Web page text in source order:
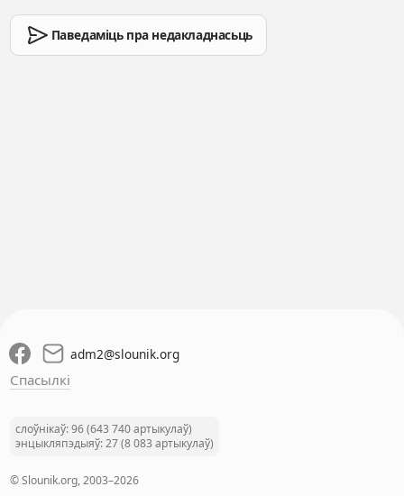
Паведаміць пра недакладнасьць
adm2@slounik.org
Спасылкі
слоўнікаў: 96 (643 740 артыкулаў)
энцыкляпэдыяў: 27 (8 083 артыкулаў)
© Slounik.org, 2003–2026